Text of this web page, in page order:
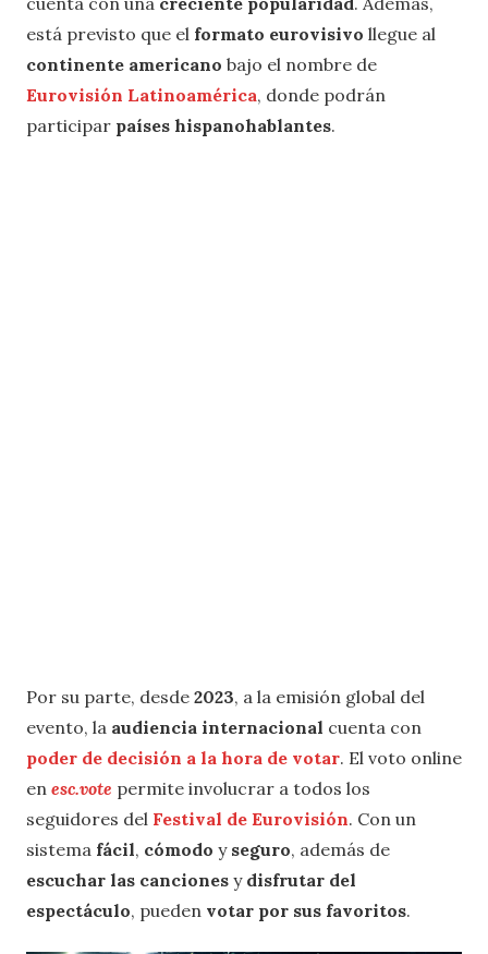
está previsto que el formato eurovisivo llegue al
continente americano bajo el nombre de
Eurovisión Latinoamérica, donde podrán
participar países hispanohablantes.
Por su parte, desde 2023, a la emisión global del
evento, la audiencia internacional cuenta con
poder de decisión a la hora de votar. El voto online
en esc.vote permite involucrar a todos los
seguidores del Festival de Eurovisión. Con un
sistema fácil, cómodo y seguro, además de
escuchar las canciones y disfrutar del
espectáculo, pueden votar por sus favoritos.